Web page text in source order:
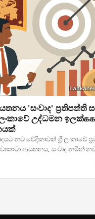
'සංවාද' ප්‍රතිපත්ති
උද්ධමන
නව වේදිකාවක් ශ්‍රී ලංකාවේ
ආයතනය, සංවාද නමින්